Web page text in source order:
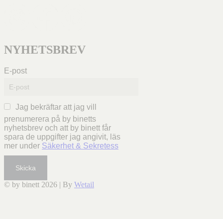
NYHETSBREV
E-post
Jag bekräftar att jag vill
prenumerera på by binetts
nyhetsbrev och att by binett får
spara de uppgifter jag angivit, läs
mer under Säkerhet & Sekretess
Skicka
© by binett 2026 | By Wetail